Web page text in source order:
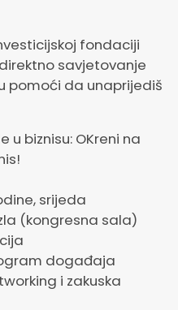
fondaciji
savjetovanje
pomoći da unaprijediš
biznisu: OKreni na
srijeda
(kongresna sala)
događaja
i zakuska